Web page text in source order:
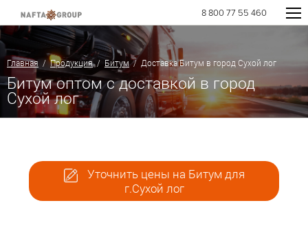
8 800 77 55 460
Главная /Продукция/ Битум/ Доставка Битум в город Сухой лог
Битум оптом с доставкой в город
Сухой лог
Уточнить цены на Битум для
г.Сухой лог